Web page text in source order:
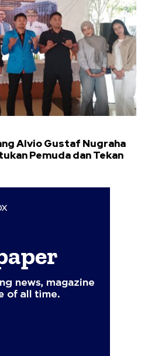
Alvio Gustaf Nugraha
Pemuda dan Tekan